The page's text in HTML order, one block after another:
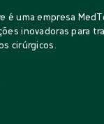
é uma empresa
inovadoras para
cirúrgicos.